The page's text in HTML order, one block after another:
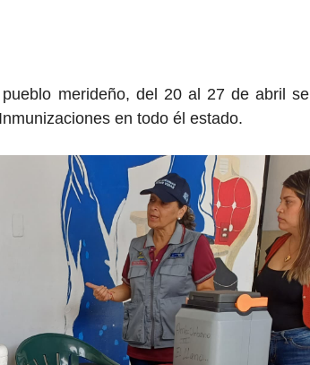
merideño, del 20 al 27 de abril se
en todo él estado.